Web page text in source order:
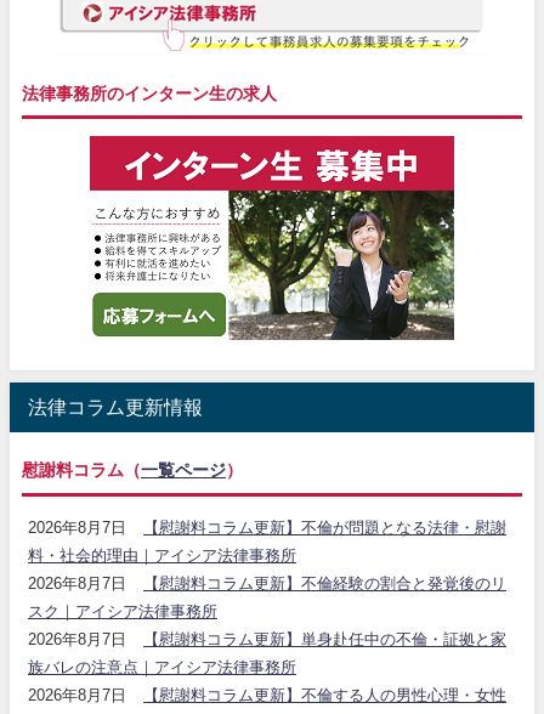
法律事務所のインターン生の求人
法律コラム更新情報
慰謝料コラム（一覧ページ）
2026年8月7日
【慰謝料コラム更新】不倫が問題となる法律・慰謝
料・社会的理由｜アイシア法律事務所
2026年8月7日
【慰謝料コラム更新】不倫経験の割合と発覚後のリ
スク｜アイシア法律事務所
2026年8月7日
【慰謝料コラム更新】単身赴任中の不倫・証拠と家
族バレの注意点｜アイシア法律事務所
2026年8月7日
【慰謝料コラム更新】不倫する人の男性心理・女性